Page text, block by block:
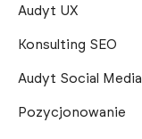
Audyt UX
Konsulting SEO
Audyt Social Media
Pozycjonowanie